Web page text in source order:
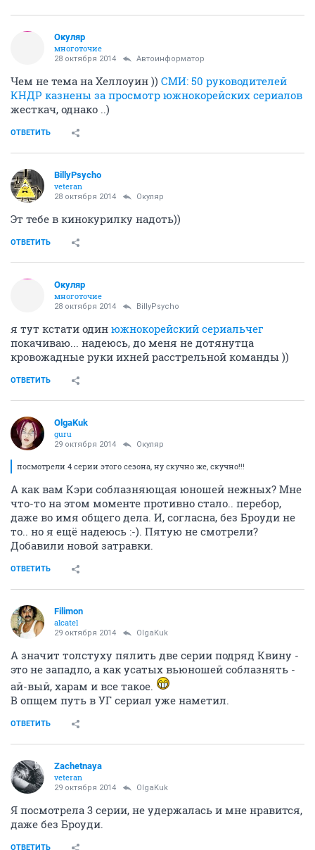
Окуляр
многоточие
28 октября 2014 Автоинформатор
Чем не тема на Хеллоуин )) СМИ: 50 руководителей
КНДР казнены за просмотр южнокорейских сериалов
жесткач, однако ..)
ОТВЕТИТЬ
BillyPsycho
veteran
28 октября 2014 Окуляр
Эт тебе в кинокурилку надоть))
ОТВЕТИТЬ
Окуляр
многоточие
28 октября 2014 BillyPsycho
я тут кстати один южнокорейский сериальчег
покачиваю... надеюсь, до меня не дотянутца
кровожадные руки ихней расстрельной команды ))
ОТВЕТИТЬ
OlgaKuk
guru
29 октября 2014 Окуляр
посмотрели 4 серии этого сезона, ну скучно же, скучно!!!
А как вам Кэри соблазняющая юношей нежных? Мне
что-то на этом моменте противно стало.. перебор,
даже во имя общего дела. И, согласна, без Броуди не
то.. но я ещё надеюсь :-). Пятую не смотрели?
Добавили новой затравки.
ОТВЕТИТЬ
Filimon
alcatel
29 октября 2014 OlgaKuk
А значит толстуху пялить две серии подряд Квину -
это не западло, а как усатых вьюношей соблазнять -
ай-вый, харам и все такое.
В опщем путь в УГ сериал уже наметил.
ОТВЕТИТЬ
Zachetnaya
veteran
29 октября 2014 OlgaKuk
Я посмотрела 3 серии, не удержалась и мне нравится,
даже без Броуди.
ОТВЕТИТЬ